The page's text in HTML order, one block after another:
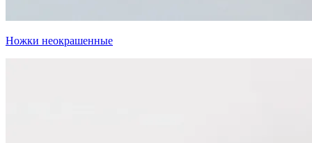
Ножки неокрашенные